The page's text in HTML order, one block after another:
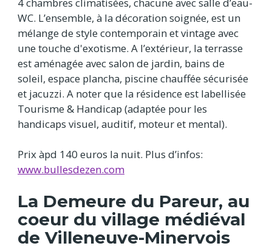
WC. L’ensemble, à la décoration soignée, est un
mélange de style contemporain et vintage avec
une touche d'exotisme. A l’extérieur, la terrasse
est aménagée avec salon de jardin, bains de
soleil, espace plancha, piscine chauffée sécurisée
et jacuzzi. A noter que la résidence est labellisée
Tourisme & Handicap (adaptée pour les
handicaps visuel, auditif, moteur et mental).
Prix àpd 140 euros la nuit. Plus d’infos:
www.bullesdezen.com
La Demeure du Pareur, au
coeur du village médiéval
de Villeneuve-Minervois